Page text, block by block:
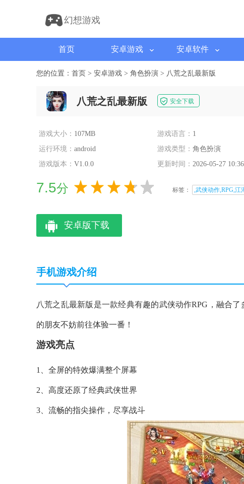
幻想游戏
首页 安卓游戏 安卓软件
您的位置： 首页 > 安卓游戏 > 角色扮演 > 八荒之乱最新版
八荒之乱最新版 安全下载
游戏大小： 107MB 游戏语言： 1
运行环境： android 游戏类型： 角色扮演
游戏版本： V1.0.0 更新时间： 2026-05-27
7.5分 标签： ,武侠动作,RPG,江
安卓版下载
手机游戏介绍
八荒之乱最新版是一款经典有趣的武侠动作RPG，融合
的朋友不妨前往体验一番！
游戏亮点
1、全屏的特效爆满整个屏幕
2、高度还原了经典武侠世界
3、流畅的指尖操作，尽享战斗